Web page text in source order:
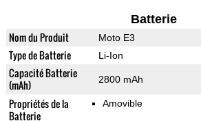
Batterie
Nom du Produit Moto E3
Type de Batterie Li-Ion
Capacité Batterie
(mAh)
2800 mAh
Propriétés de la
Batterie
Amovible